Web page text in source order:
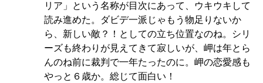
リア」という名称が目次にあって、ウキウキして
読み進めた。ダビデ一派じゃもう物足りないか
ら、新しい敵？！としての立ち位置なのね。シリ
ーズも終わりが見えてきて寂しいが、岬は年とら
んのね前に裁判で一年たったのに。岬の恋愛感も
やっと６歳か。総じて面白い！